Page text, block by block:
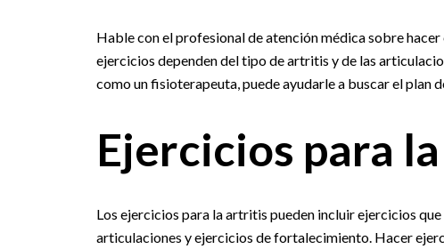
Hable con el profesional de atención médica sobre
ejercicios dependen del tipo de artritis y de las
como un fisioterapeuta, puede ayudarle a buscar el plan
Ejercicios para
Los ejercicios para la artritis pueden incluir ejercicios
articulaciones y ejercicios de fortalecimiento. Hacer